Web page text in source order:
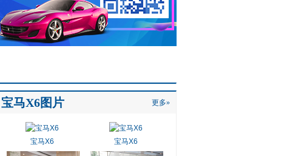
更多»
宝马X6图片
宝马X6 宝马X6